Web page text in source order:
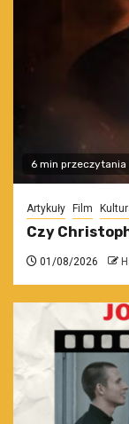
6 min przeczytania
Artykuły Film
Czy
01/08/2026